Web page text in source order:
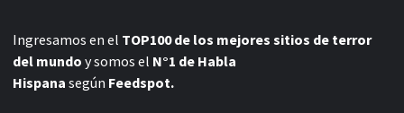
Ingresamos en el TOP100 de los mejores sitios de terror
del mundo y somos el N°1 de Habla
Hispana según Feedspot.